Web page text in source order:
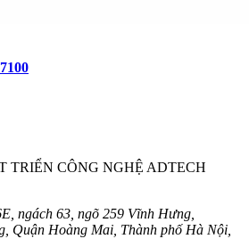
TRIỂN CÔNG NGHỆ ADTECH
ngách 63, ngõ 259 Vĩnh Hưng,
Quận Hoàng Mai, Thành phố Hà Nội,